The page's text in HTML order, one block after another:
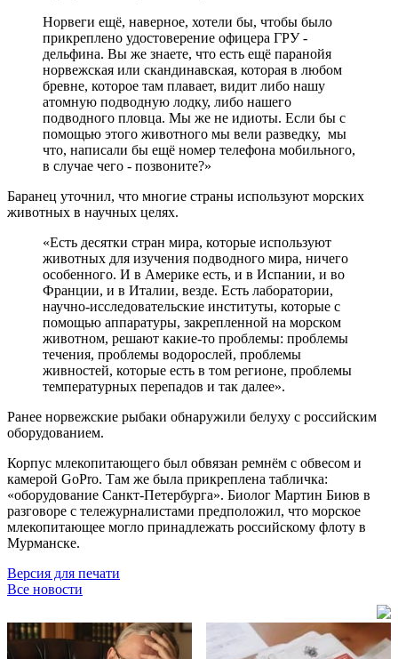
Норвеги ещё, наверное, хотели бы, чтобы было
прикреплено удостоверение офицера ГРУ -
дельфина. Вы же знаете, что есть ещё паранойя
норвежская или скандинавская, которая в любом
бревне, которое там плавает, видит либо нашу
атомную подводную лодку, либо нашего
подводного пловца. Мы же не идиоты. Если бы с
помощью этого животного мы вели разведку, мы
что, написали бы ещё номер телефона мобильного,
в случае чего - позвоните?»
Баранец уточнил, что многие страны используют морских
животных в научных целях.
«Есть десятки стран мира, которые используют
животных для изучения подводного мира, ничего
особенного. И в Америке есть, и в Испании, и во
Франции, и в Италии, везде. Есть лаборатории,
научно-исследовательские институты, которые с
помощью аппаратуры, закрепленной на морском
животном, решают какие-то проблемы: проблемы
течения, проблемы водорослей, проблемы
живностей, которые есть в том регионе, проблемы
температурных перепадов и так далее».
Ранее норвежские рыбаки обнаружили белуху с российским
оборудованием.
Корпус млекопитающего был обвязан ремнём с обвесом и
камерой GoPro. Там же была прикреплена табличка:
«оборудование Санкт-Петербурга». Биолог Мартин Биюв в
разговоре с тележурналистами предположил, что морское
млекопитающее могло принадлежать российскому флоту в
Мурманске.
Версия для печати
Все новости